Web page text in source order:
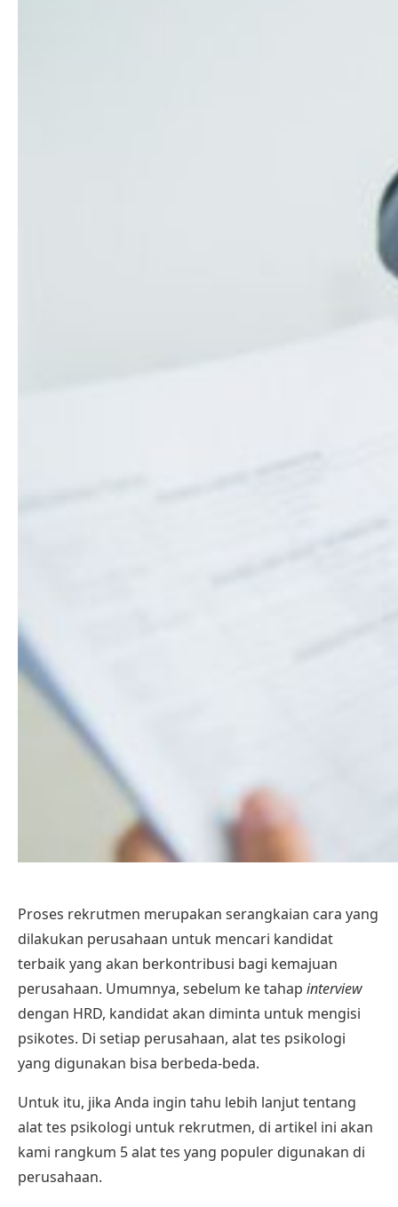
Proses rekrutmen merupakan serangkaian cara yang
dilakukan perusahaan untuk mencari kandidat
terbaik yang akan berkontribusi bagi kemajuan
perusahaan. Umumnya, sebelum ke tahap interview
dengan HRD, kandidat akan diminta untuk mengisi
psikotes. Di setiap perusahaan, alat tes psikologi
yang digunakan bisa berbeda-beda.
Untuk itu, jika Anda ingin tahu lebih lanjut tentang
alat tes psikologi untuk rekrutmen, di artikel ini akan
kami rangkum 5 alat tes yang populer digunakan di
perusahaan.